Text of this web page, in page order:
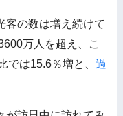
客の数は増え続けて
万人を超え、こ
では15.6％増と、過